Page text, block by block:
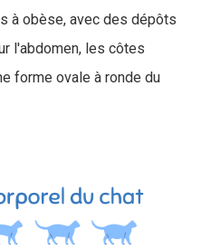
à obèse, avec des dépôts
l'abdomen, les côtes
forme ovale à ronde du